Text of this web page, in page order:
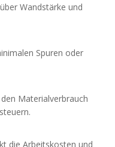
Wandstärke und
Spuren oder
Materialverbrauch
die Arbeitskosten und